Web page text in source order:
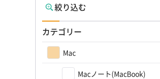
絞り込む
カテゴリー
Mac
Macノート(MacBook)